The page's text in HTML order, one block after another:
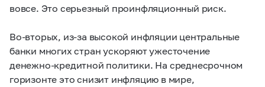
вовсе. Это серьезный проинфляционный риск.
Во-вторых, из-за высокой инфляции центральные
банки многих стран ускоряют ужесточение
денежно-кредитной политики. На среднесрочном
горизонте это снизит инфляцию в мире,